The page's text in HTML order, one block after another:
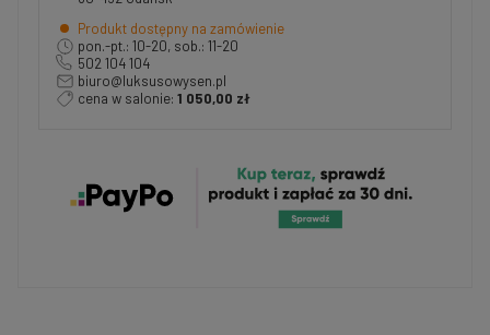
Produkt dostępny na zamówienie
pon.-pt.: 10-20, sob.: 11-20
502 104 104
biuro@luksusowysen.pl
cena w salonie: 1 050,00 zł